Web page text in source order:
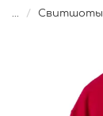
... Свитшоты